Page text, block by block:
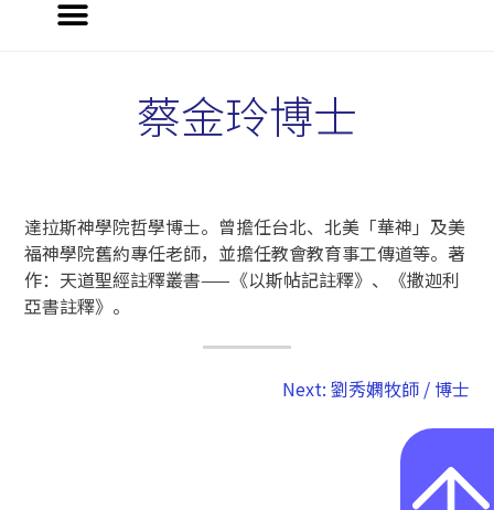
蔡金玲博士
達拉斯神學院哲學博士。曾擔任台北、北美「華神」及美
福神學院舊約專任老師，並擔任教會教育事工傳道等。著
作：天道聖經註釋叢書——《以斯帖記註釋》、《撒迦利
亞書註釋》。
Next: 劉秀嫻牧師 / 博士